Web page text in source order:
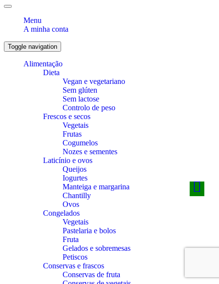
Menu
A minha conta
Toggle navigation
Alimentação
Dieta
Vegan e vegetariano
Sem glúten
Sem lactose
Controlo de peso
Frescos e secos
Vegetais
Frutas
Cogumelos
Nozes e sementes
Laticínio e ovos
Queijos
Iogurtes
Manteiga e margarina
Chantilly
Ovos
Congelados
Vegetais
Pastelaria e bolos
Fruta
Gelados e sobremesas
Petiscos
Conservas e frascos
Conservas de fruta